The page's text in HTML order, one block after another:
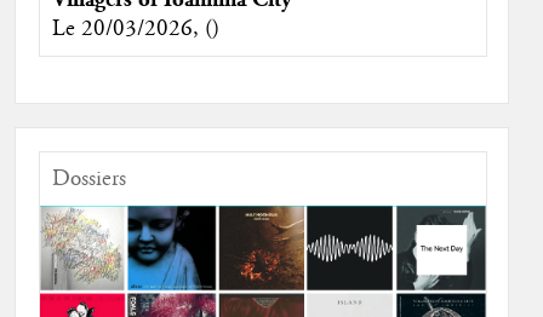
Le 20/03/2026, ()
Dossiers